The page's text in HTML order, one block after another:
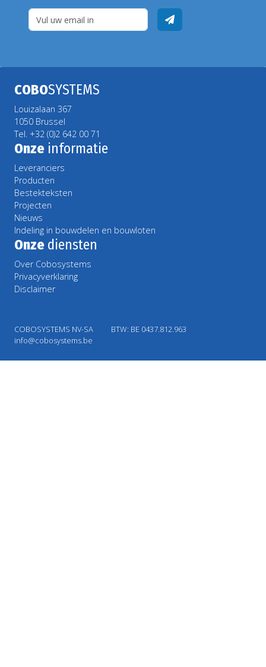
COBOSYSTEMS
Louizalaan 367
1050 Brussel
Tel. +32 (0)2 642 00 71
Onze informatie
Leveranciers
Producten
Bestekteksten
Projecten
Nieuws
Indeling in bouwdelen en bouwloten
Onze diensten
Over Cobosystems
Privacyverklaring
Disclaimer
COBOSYSTEMS NV-SA
BTW: BE 0437.812.963
info@cobosystems.be